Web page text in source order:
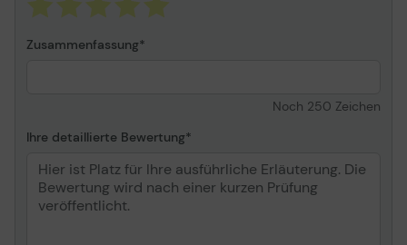
max. Einlegetiefe
geschlossene
Zusammenfassung
Noch 250 Zeichen
Ihre detaillierte Bewertung